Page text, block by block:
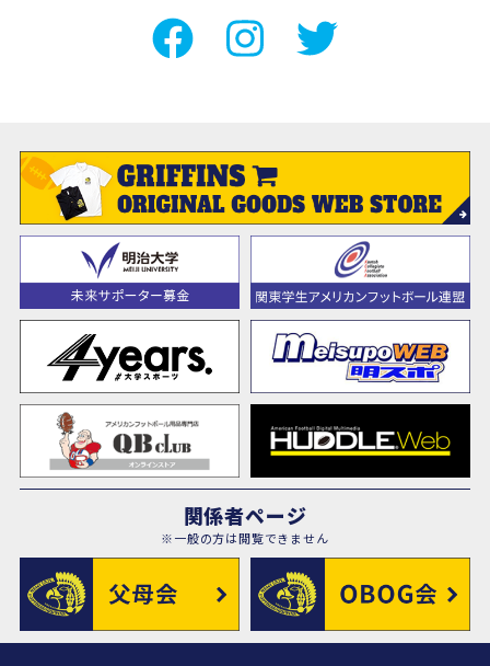
関係者ページ
※一般の方は閲覧できません